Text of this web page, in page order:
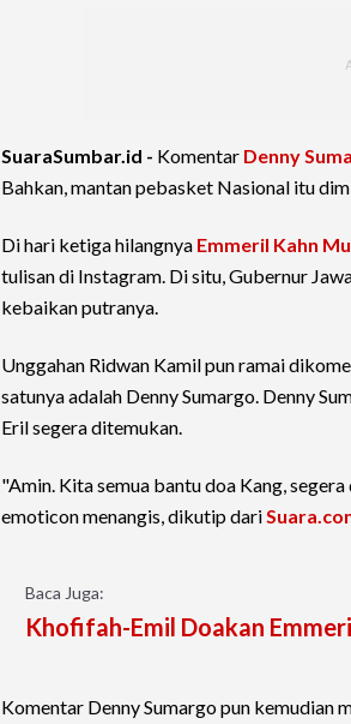
SuaraSumbar.id - Komentar Denny
Bahkan, mantan pebasket Nasional itu
Di hari ketiga hilangnya Emmeril Kahn
tulisan di Instagram. Di situ, Gubernur
kebaikan putranya.
Unggahan Ridwan Kamil pun ramai
satunya adalah Denny Sumargo. Denny
Eril segera ditemukan.
"Amin. Kita semua bantu doa Kang,
emoticon menangis, dikutip dari
Baca Juga:
Khofifah-Emil Doakan
Komentar Denny Sumargo pun kemudian